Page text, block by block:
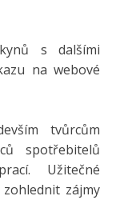
s dalšími
na webové
tvůrcům
spotřebitelů
Užitečné
zájmy